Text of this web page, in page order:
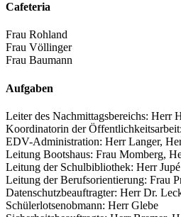
Cafeteria
Frau Rohland
Frau Völlinger
Frau Baumann
Aufgaben
Leiter des Nachmittagsbereichs: Herr
Koordinatorin der
EDV-Administration: Herr Langer,
Leitung Bootshaus: Frau Momberg,
Leitung der Schulbibliothek: Herr Jupé
Leitung der Berufsorientierung: Frau
Datenschutzbeauftragter: Herr Dr.
Schülerlotsenobmann: Herr Glebe